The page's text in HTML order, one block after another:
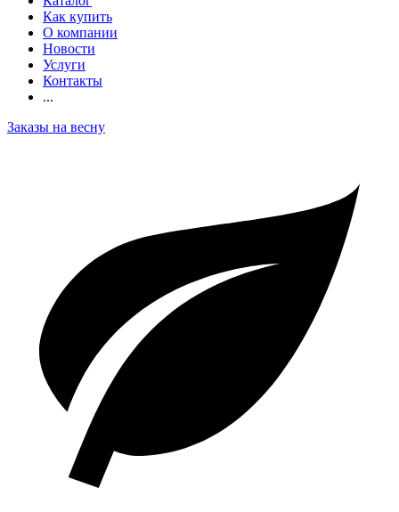
Как купить
О компании
Новости
Услуги
Контакты
...
Заказы на весну